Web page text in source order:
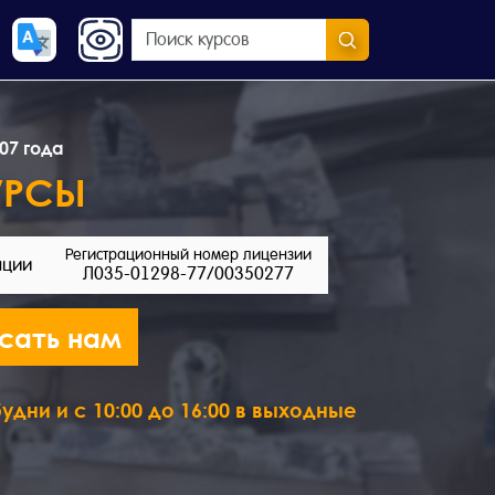
года
Регистрационный номер лицензии
Л035-01298-77/00350277
нам
и с 10:00 до 16:00 в выходные